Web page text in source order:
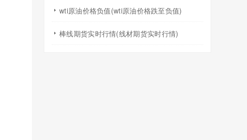
wti原油价格负值(wti原油价格跌至负值)
棒线期货实时行情(线材期货实时行情)